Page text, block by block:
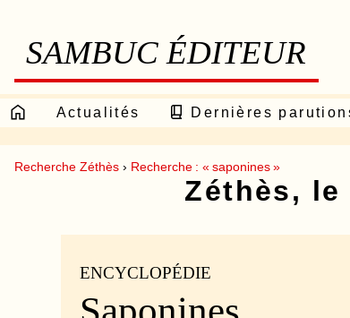
SAMBUC ÉDITEUR
Actualités Dernières
Recherche Zéthès › Recherche : « saponines »
Zéthès,
ENCYCLOPÉDIE